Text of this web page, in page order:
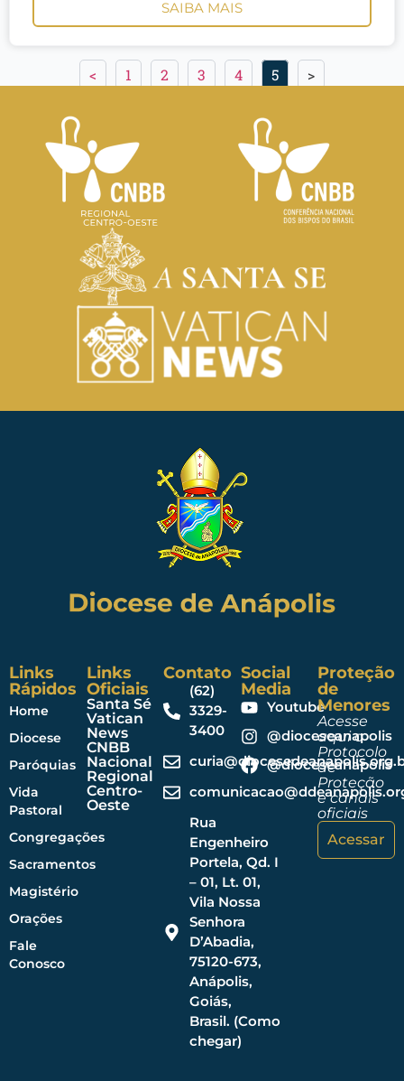
SAIBA MAIS
< 1 2 3 4 5 >
Links
Rápidos
Home
Diocese
Paróquias
Vida
Pastoral
Congregações
Sacramentos
Magistério
Orações
Fale
Conosco
Links
Oficiais
Santa Sé
Vatican
News
CNBB
Nacional
Regional
Centro-
Oeste
Contato
(62)
3329-
3400
Rua
Engenheiro
Portela, Qd. I
– 01, Lt. 01,
Vila Nossa
Senhora
D’Abadia,
75120-673,
Anápolis,
Goiás,
Brasil. (Como
chegar)
Social
Media
Youtube
@dioceseanapolis
@dioceseanapolis
Proteção
de
Menores
Acesse
aqui o
Protocolo
de
Proteção
e canais
oficiais
Acessar